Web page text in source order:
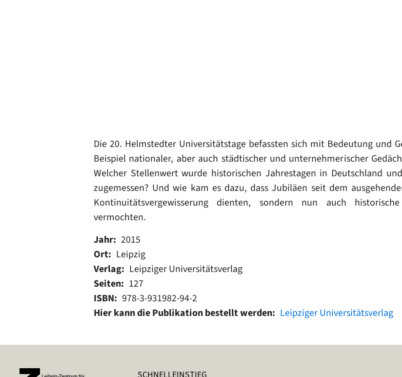
Die 20. Helmstedter Universitätstage befassten sich mit Bedeutung und
Beispiel nationaler, aber auch städtischer und unternehmerischer
Welcher Stellenwert wurde historischen Jahrestagen in Deutschland
zugemessen? Und wie kam es dazu, dass Jubiläen seit dem
Kontinuitätsvergewisserung dienten, sondern nun auch
vermochten.
Jahr 2015
Ort
Leipzig
Verlag
Leipziger Universitätsverlag
Seiten
127
ISBN
978-3-931982-94-2
Hier kann die Publikation bestellt werden
Leipziger Universitätsverlag
SCHNELLEINSTIEG